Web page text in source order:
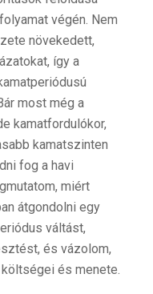
végén. Nem
növekedett,
így a
most még a
kamatfordulókor,
kamatszinten
fog a havi
miért
átgondolni egy
váltást,
és vázolom,
és menete.